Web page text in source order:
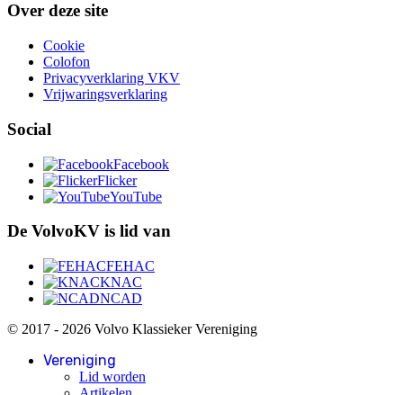
Over deze site
Cookie
Colofon
Privacyverklaring VKV
Vrijwaringsverklaring
Social
Facebook
Flicker
YouTube
De VolvoKV is lid van
FEHAC
KNAC
NCAD
© 2017 - 2026 Volvo Klassieker Vereniging
Vereniging
Lid worden